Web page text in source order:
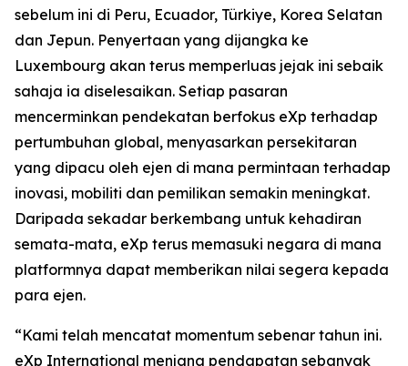
sebelum ini di Peru, Ecuador, Türkiye, Korea Selatan
dan Jepun. Penyertaan yang dijangka ke
Luxembourg akan terus memperluas jejak ini sebaik
sahaja ia diselesaikan. Setiap pasaran
mencerminkan pendekatan berfokus eXp terhadap
pertumbuhan global, menyasarkan persekitaran
yang dipacu oleh ejen di mana permintaan terhadap
inovasi, mobiliti dan pemilikan semakin meningkat.
Daripada sekadar berkembang untuk kehadiran
semata-mata, eXp terus memasuki negara di mana
platformnya dapat memberikan nilai segera kepada
para ejen.
“Kami telah mencatat momentum sebenar tahun ini.
eXp International menjana pendapatan sebanyak